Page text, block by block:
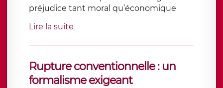
préjudice tant moral qu’économique
Lire la suite
Rupture conventionnelle : un
formalisme exigeant